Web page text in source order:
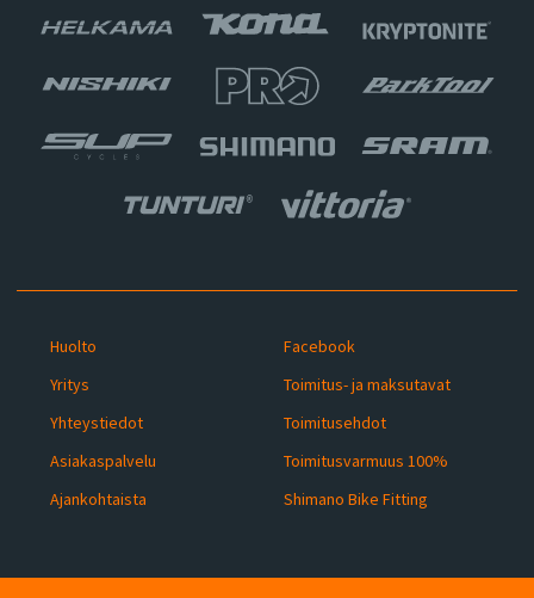
Huolto
Yritys
Yhteystiedot
Asiakaspalvelu
Ajankohtaista
Facebook
Toimitus- ja maksutavat
Toimitusehdot
Toimitusvarmuus 100%
Shimano Bike Fitting